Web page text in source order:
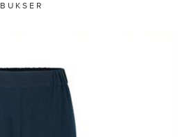
BUKSER